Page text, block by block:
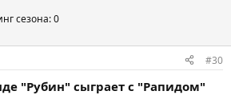
сезона: 0
#30
"Рубин" сыграет с "Рапидом"